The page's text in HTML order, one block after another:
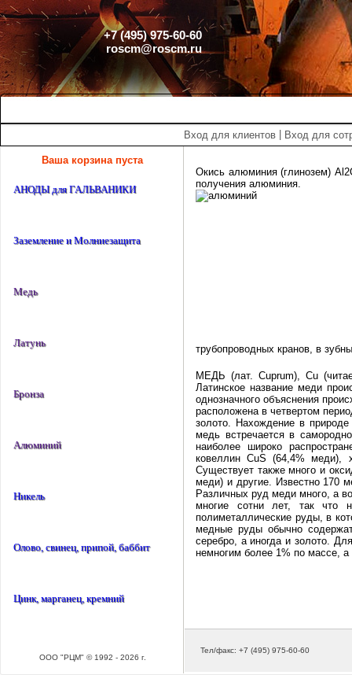
+7 (495) 975-60-60
roscm@roscm.ru
Вход для клиентов Вход для
Ваша корзина пуста
АНОДЫ для ГАЛЬВАНИКИ
Заземление и Молниезащита
Медь
Латунь
Бронза
Алюминий
Никель
Олово, свинец, припой, баббит
Цинк, марганец, кремний
ООО "РЦМ" © 1992 - 2026 г.
Окись алюминия (глинозем)
получения алюминия.
трубопроводных кранов, в
МЕДЬ (лат. Cuprum), Cu
Латинское название меди
однозначного объяснения
расположена в четвертом
золото. Нахождение в
медь встречается в
наиболее широко
ковеллин CuS (64,4% меди),
Существует также много и
меди) и другие. Известно 170
Различных руд меди много, а
многие сотни лет, так что
полиметаллические руды, в
медные руды обычно
серебро, а иногда и золото.
немногим более 1% по массе,
Тел/факс: +7 (495) 975-60-60